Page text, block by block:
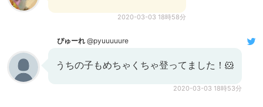
2020-03-03 18時58分
ぴゅーれ @pyuuuuure
うちの子もめちゃくちゃ登ってました！🐹
2020-03-03 18時53分